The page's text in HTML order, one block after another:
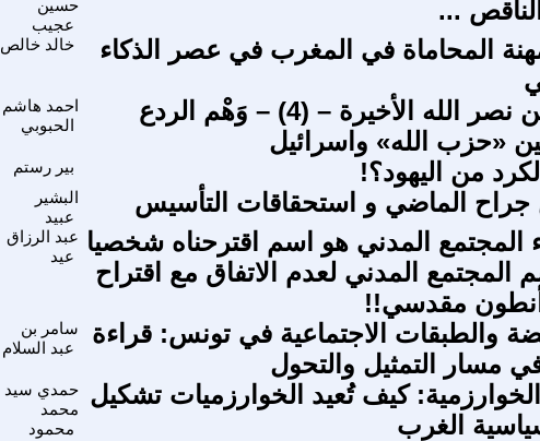
حسين
عجيب
الناقص ...
خالد خالص
المحاماة في المغرب في عصر الذكاء
احمد هاشم
الحبوبي
حرب حسن نصر الله الأخيرة – (4) – وَهْم الردع
بين «حزب الله» واسرائيل
بير رستم من اليهود؟!
البشير
عبيد
الماضي و استحقاقات التأسيس
عبد الرزاق
عيد
المجتمع المدني هو اسم اقترحناه شخصيا
المجتمع المدني لعدم الاتفاق مع اقتراح
أنطون مقدسي!!
سامر بن
عبد السلام
والطبقات الاجتماعية في تونس: قراءة
مسار التمثيل والتحول
حمدي سيد
محمد
محمود
الخوارزمية: كيف تُعيد الخوارزميات تشكيل
الغرب